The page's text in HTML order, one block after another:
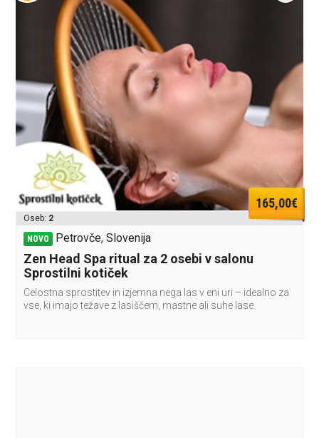
165,00€
Oseb: 2
NOVO Petrovče, Slovenija
Zen Head Spa ritual za 2 osebi v salonu
Sprostilni kotiček
Celostna sprostitev in izjemna nega las v eni uri – idealno za
vse, ki imajo težave z lasiščem, mastne ali suhe lase.